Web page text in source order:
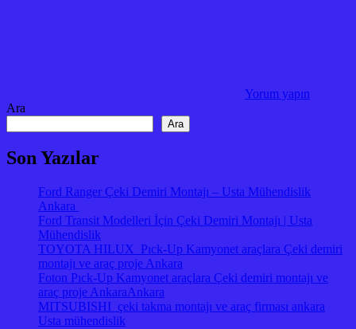
Yorum yapın
Ara
Ara
Son Yazılar
Ford Ranger Çeki Demiri Montajı – Usta Mühendislik
Ankara
Ford Transit Modelleri İçin Çeki Demiri Montajı | Usta
Mühendislik
TOYOTA HILUX Pıck-Up Kamyonet araçlara Çeki demiri
montajı ve araç proje Ankara
Foton Pıck-Up Kamyonet araçlara Çeki demiri montajı ve
araç proje AnkaraAnkara
MITSUBISHI çeki takma montajı ve araç firması ankara
Usta mühendislik